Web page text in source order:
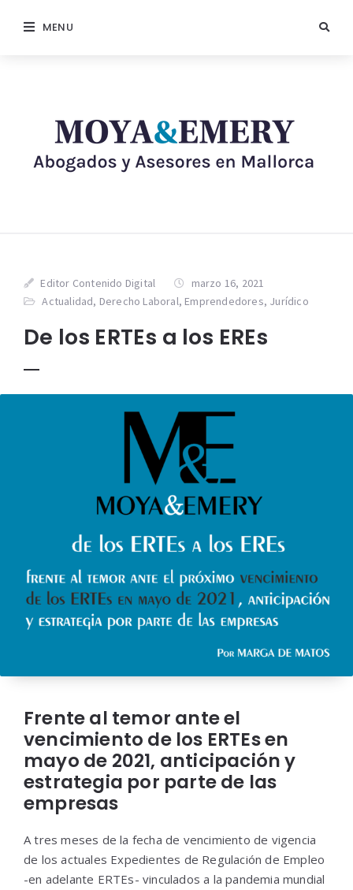
MENU
Editor Contenido Digital
marzo 16, 2021
Actualidad, Derecho Laboral, Emprendedores, Jurídico
De los ERTEs a los EREs
Frente al temor ante el
vencimiento de los ERTEs en
mayo de 2021, anticipación y
estrategia por parte de las
empresas
A tres meses de la fecha de vencimiento de vigencia
de los actuales Expedientes de Regulación de Empleo
-en adelante ERTEs- vinculados a la pandemia mundial